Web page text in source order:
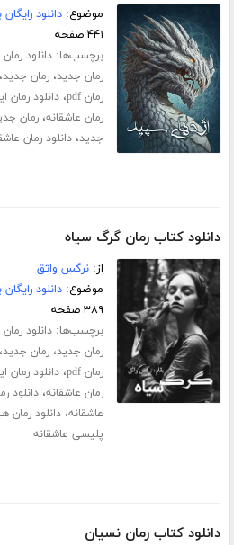
موضوع:دانلود
۴۴۱ صفحه
برچسب‌ها:دانلود رمان
رمان جدید،رمان جدید
رمان pdf ،دانلود رمان
رمان عاشقانه،رمان
جدید،دانلود رمان
دانلود کتاب رمان گرگ سیاه
از:نرگس واثق
موضوع:دانلود
۳۸۹ صفحه
برچسب‌ها:دانلود رمان
رمان جدید،رمان جدید
رمان pdf ،دانلود رمان
رمان عاشقانه،دانلود
عاشقانه،دانلود رمان
پلیسی عاشقانه
دانلود کتاب رمان نسیان